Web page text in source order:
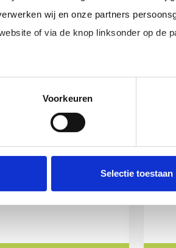
wij en onze partners
of via de knop linksonder op de
Voorkeuren
Selectie toestaan
freelance
(of iemand
juiste kandidaten
No match? No pay!
als een
gaat.